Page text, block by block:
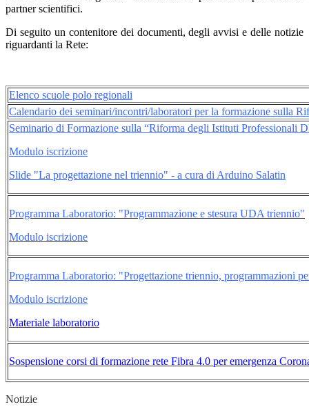
partner scientifici.
Di seguito un contenitore dei documenti, degli avvisi e delle notizie
riguardanti la Rete:
Elenco scuole polo regionali
Calendario dei seminari/incontri/laboratori per la formazione sulla
Seminario di Formazione sulla “Riforma degli Istituti Professionali
Modulo iscrizione
Slide "La progettazione nel triennio" - a cura di Arduino Salatin
Programma Laboratorio: "Programmazione e stesura UDA triennio"
Modulo iscrizione
Programma Laboratorio: "Progettazione triennio, programmazioni
Modulo iscrizione
Materiale laboratorio
Sospensione corsi di formazione rete Fibra 4.0 per emergenza
Notizie